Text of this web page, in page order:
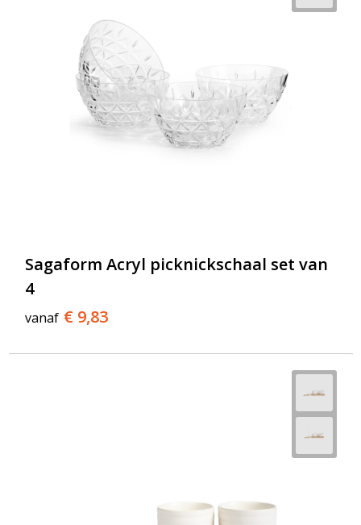
Sagaform Acryl picknickschaal set van
4
vanaf € 9,83